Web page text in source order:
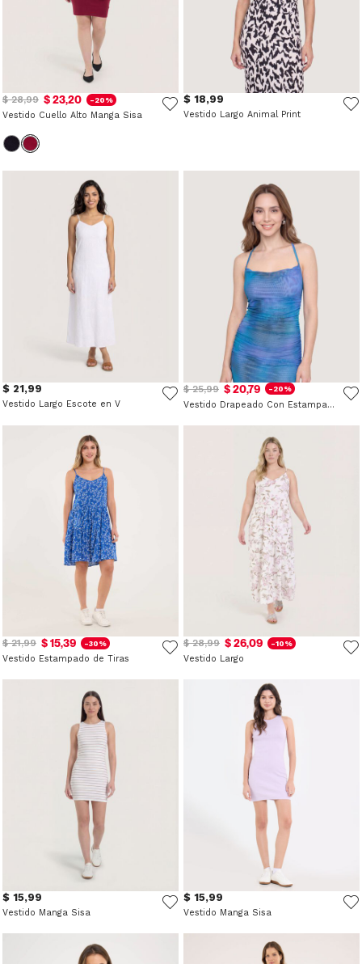
$ 28,99 $ 23,20 -20%
Vestido Cuello Alto Manga Sisa
$ 18,99
Vestido Largo Animal Print
$ 21,99
Vestido Largo Escote en V
$ 25,99 $ 20,79 -20%
Vestido Drapeado Con Estampado Abstracto
$ 21,99 $ 15,39 -30%
Vestido Estampado de Tiras
$ 28,99 $ 26,09 -10%
Vestido Largo
$ 15,99
Vestido Manga Sisa
$ 15,99
Vestido Manga Sisa